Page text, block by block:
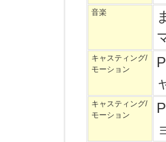
音楽
キャスティング/
モーション
キャスティング/
モーション